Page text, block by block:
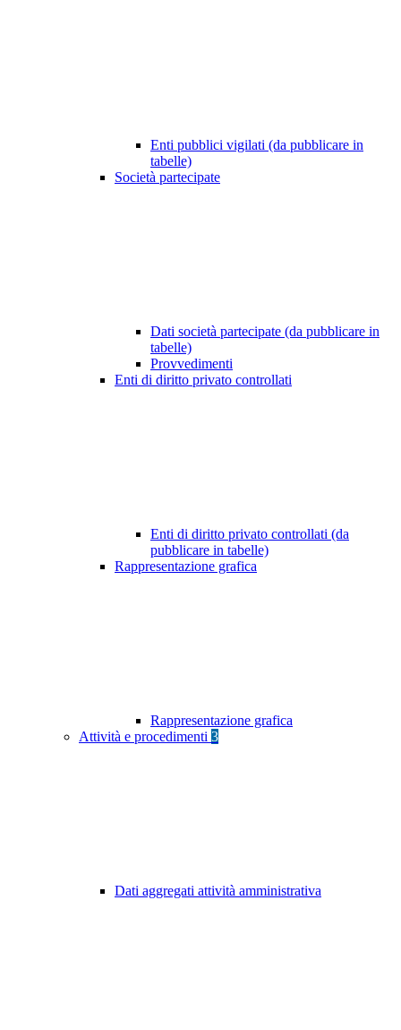
Enti pubblici vigilati (da pubblicare in
tabelle)
Società partecipate
Dati società partecipate (da pubblicare in
tabelle)
Provvedimenti
Enti di diritto privato controllati
Enti di diritto privato controllati (da
pubblicare in tabelle)
Rappresentazione grafica
Rappresentazione grafica
Attività e procedimenti 3
Dati aggregati attività amministrativa